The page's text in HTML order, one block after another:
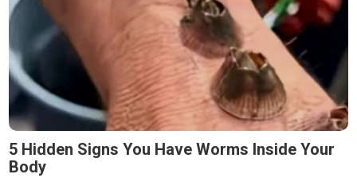
5 Hidden Signs You Have Worms Inside Your
Body